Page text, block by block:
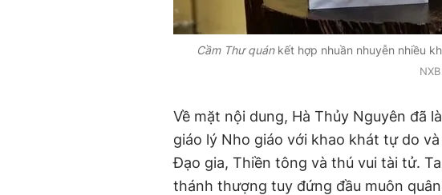
Cầm Thư quánkết hợp nhuần nhuyễn nhiều
NXB
Về mặt nội dung, Hà Thủy Nguyên đã
giáo lý Nho giáo với khao khát tự do
Đạo gia, Thiền tông và thú vui tài tử.
thánh thượng tuy đứng đầu muôn